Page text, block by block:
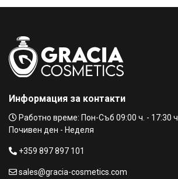
BVLGARI AQVA Pour Homme (EDT) Мъжка тоалетна
MAN WOOD ESSENCE (EDP) Парфюмна вода за мъже
-60 ml
Информация за контакти
Работно време: Пон-Съб 09:00 ч. - 17:30 ч.
Почивен ден - Неделя
+359 897 897 101
sales@gracia-cosmetics.com